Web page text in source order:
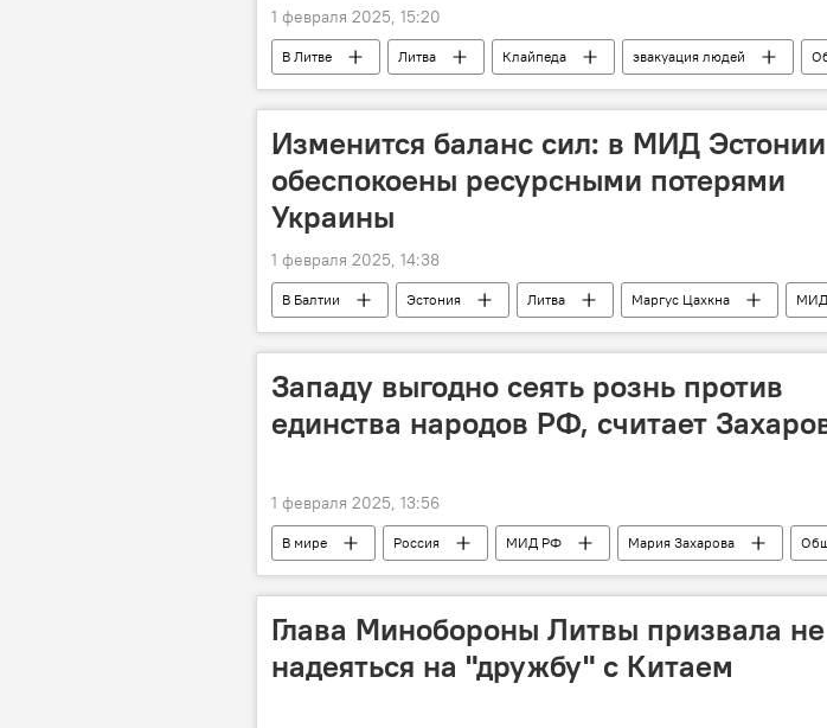
1 февраля 2025, 15:20
В Литве Литва Клайпеда эвакуация людей
разминирование
снаряды саперы боеприпасы
Изменится баланс сил: в МИД Эстонии
обеспокоены ресурсными потерями
Украины
1 февраля 2025, 14:38
В Балтии Эстония Литва Маргус Цахкна
МИД
Украина
Россия природные ресурсы Запад
Западу выгодно сеять рознь против
единства народов РФ, считает
1 февраля 2025, 13:56
В мире Россия МИД РФ Мария Захарова
Политика
провокации Украина Запад
Глава Минобороны Литвы призвала не
надеяться на "дружбу" с Китаем